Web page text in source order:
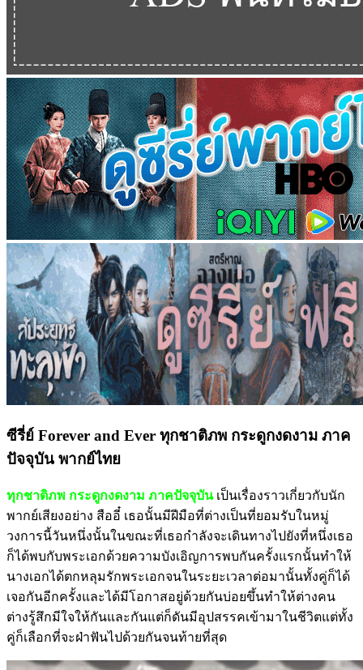
ซีรี่ย์ Forever and Ever ทุกชาติภพ กระดูกงดงาม ภาค
ปัจจุบัน พากย์ไทย
ทุกชาติภพ กระดูกงดงาม ภาคปัจจุบัน เป็นเรื่องราวเกี่ยวกับนัก
พากย์เสียงอย่าง สืออี๋ เธอนั้นมีฝีมือที่ต่างเป็นที่ยอมรับในหมู่
วงการนี้วันหนึ่งนั้นในขณะที่เธอกำลังจะเดินทางไปยังที่หนึ่งเธอ
ก็ได้พบกับพระเอกด้วยความบังเอิญการพบกันครั้งแรกนั้นทำให้
นางเอกได้ตกหลุมรักพระเอกจนในระยะเวลาต่อมานั้นทั้งคู่ก็ได้
เจอกันอีกครั้งและได้มีโอกาสอยู่ด้วยกันบ่อยขึ้นทำให้ต่างคน
ต่างรู้สึกมีใจให้กันและกันแต่ก็ดันมีอุปสรรคเข้ามาในชีวิตแต่ทั้ง
คู่ก็เลือกที่จะฝ่าฟันไปด้วยกันจนท้ายที่สุด